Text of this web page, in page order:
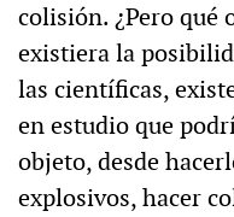
colisión. ¿Pero qué
existiera la
las científicas,
en estudio que
objeto, desde
explosivos, hacer